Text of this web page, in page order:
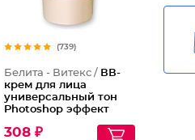
(739)
Белита - Витекс / ВВ-
крем для лица
универсальный тон
Photoshop эффект
308 ₽